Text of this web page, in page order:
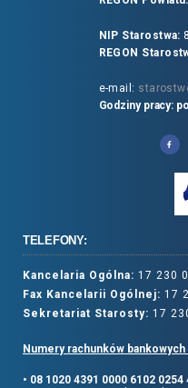
NIP Starostwa:
REGON
e-mail:
Godziny pracy:
TELEFONY:
Kancelaria Ogólna: 17 230
Fax Kancelarii Ogólnej: 17
Sekretariat Starosty: 17
Numery rachunków bankowych
• 08 1020 4391 0000 6102 0254